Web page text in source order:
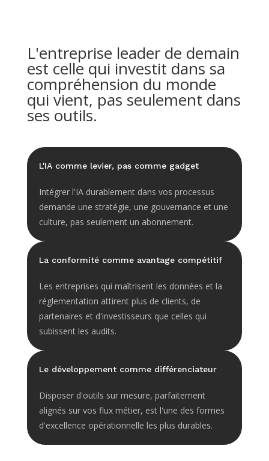
L'entreprise leader de demain
est celle qui investit dans sa
compréhension du monde
qui vient, pas seulement dans
ses outils.
L'IA comme levier, pas comme gadget
Intégrer l'IA durablement dans vos processus
demande une stratégie, une gouvernance et une
culture, pas seulement un abonnement.
La conformité comme avantage compétitif
Les entreprises qui maîtrisent les données et la
réglementation attirent plus de clients, de
partenaires et d'investisseurs que celles qui
subissent les audits.
Le développement comme différenciateur
Disposer d'outils sur mesure, parfaitement
alignés sur vos flux métier, est l'une des formes
d'excellence opérationnelle les plus durables.